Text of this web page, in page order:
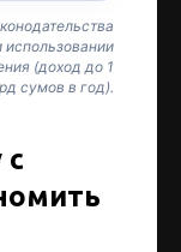
использовании
(доход до 1
сумов в год).
с